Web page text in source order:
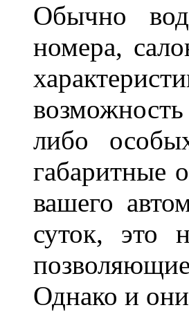
Обычно
номера,
либо
габаритные
вашего
суток, это
Однако и